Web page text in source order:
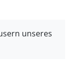
unseres